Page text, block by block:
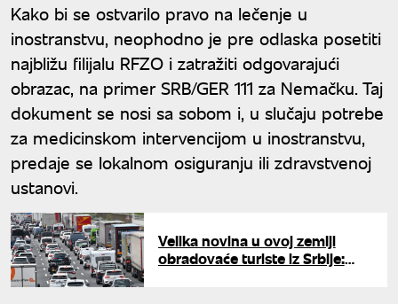
Kako bi se ostvarilo pravo na lečenje u
inostranstvu, neophodno je pre odlaska posetiti
najbližu filijalu RFZO i zatražiti odgovarajući
obrazac, na primer SRB/GER 111 za Nemačku. Taj
dokument se nosi sa sobom i, u slučaju potrebe
za medicinskom intervencijom u inostranstvu,
predaje se lokalnom osiguranju ili zdravstvenoj
ustanovi.
Velika novina u ovoj zemlji
obradovaće turiste iz Srbije: